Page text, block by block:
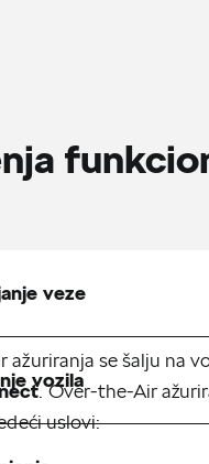
veze
ažuriranja se šalju na
. Over-the-Air
uslovi:
vozila